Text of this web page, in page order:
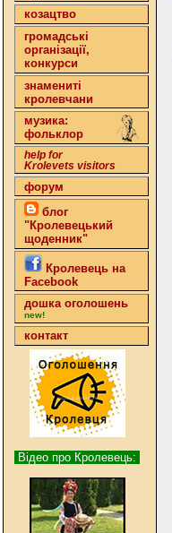
козацтво
громадські
організації,
конкурси
знамениті
кролевчани
музика:
фольклор
help for
Krolevets visitors
форум
блог
"Кролевецький
щоденник"
Кролевець на
Facebook
дошка оголошень
new!
контакт
Відео про Кролевець: